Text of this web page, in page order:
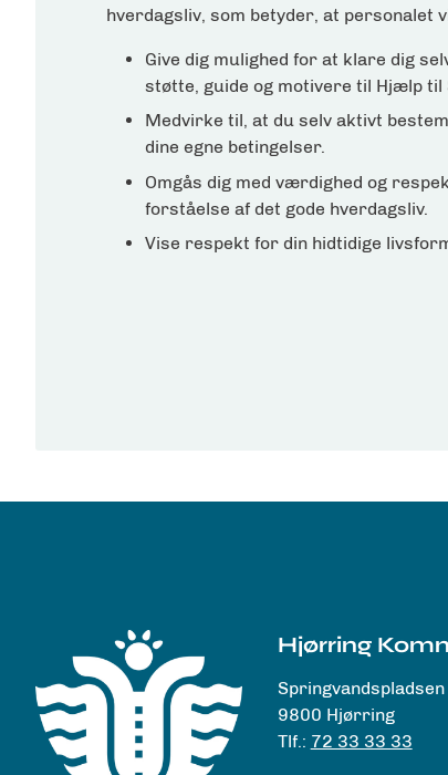
hverdagsliv, som betyder, at personalet
Give dig mulighed for at klare dig
støtte, guide og motivere til Hjælp til
Medvirke til, at du selv aktivt
dine egne betingelser.
Omgås dig med værdighed og
forståelse af det gode hverdagsliv.
Vise respekt for din hidtidige
Hjørring
Springvandspladsen
9800 Hjørring
Tlf.: 72 33 33 33